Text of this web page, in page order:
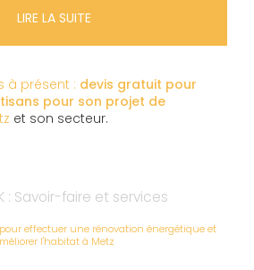
LIRE LA SUITE
à présent : devis gratuit pour
pour son projet de
et son secteur.
: Savoir-faire et services
effectuer une rénovation énergétique et
l'habitat à Metz